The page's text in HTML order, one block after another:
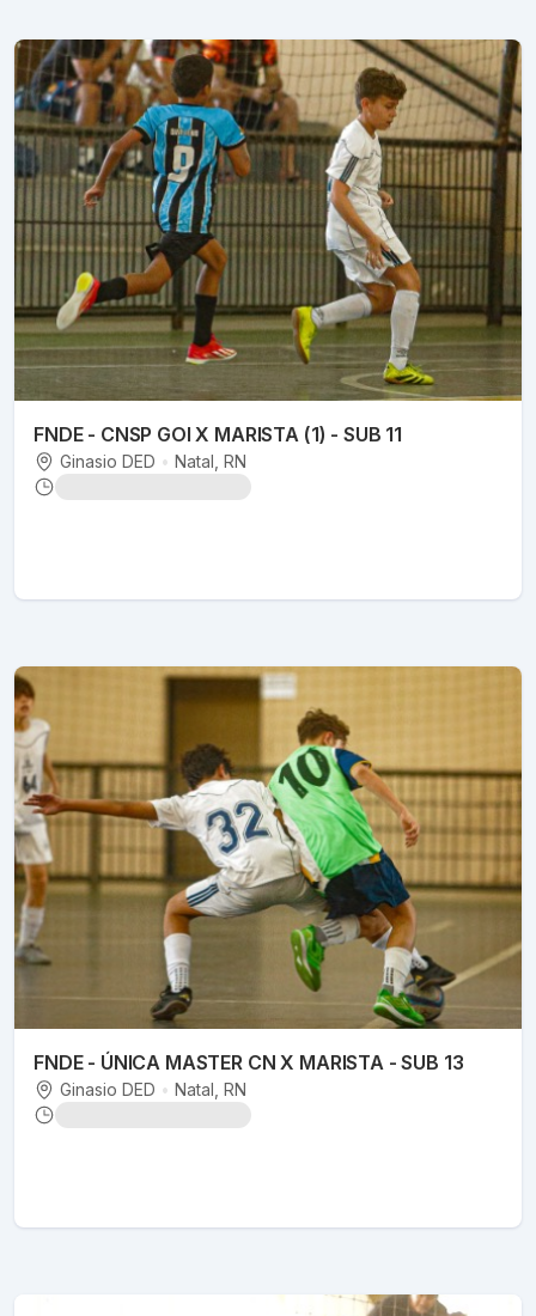
FNDE - CNSP GOI X MARISTA (1) - SUB 11
Ginasio DED • Natal , RN
FNDE - ÚNICA MASTER CN X MARISTA - SUB 13
Ginasio DED • Natal , RN